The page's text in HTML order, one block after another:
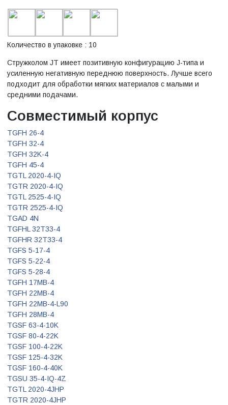
Количество в упаковке : 10
Стружколом JT имеет позитивную конфигурацию J-типа и
усиленную негативную переднюю поверхность. Лучше всего
подходит для обработки мягких материалов с малыми и
средними подачами.
Совместимый корпус
TGFH 26-4
TGFH 32-4
TGFH 32K-4
TGFH 45-4
TGTL 2020-4-IQ
TGTR 2020-4-IQ
TGTL 2525-4-IQ
TGTR 2525-4-IQ
TGAD 4N
TGFHL 32T33-4
TGFHR 32T33-4
TGFS 5-17-4
TGFS 5-22-4
TGFS 5-28-4
TGFH 17MB-4
TGFH 22MB-4
TGFH 22MB-4-L90
TGFH 28MB-4
TGSF 63-4-10K
TGSF 80-4-22K
TGSF 100-4-22K
TGSF 125-4-32K
TGSF 160-4-40K
TGSU 35-4-IQ-4Z
TGTL 2020-4JHP
TGTR 2020-4JHP